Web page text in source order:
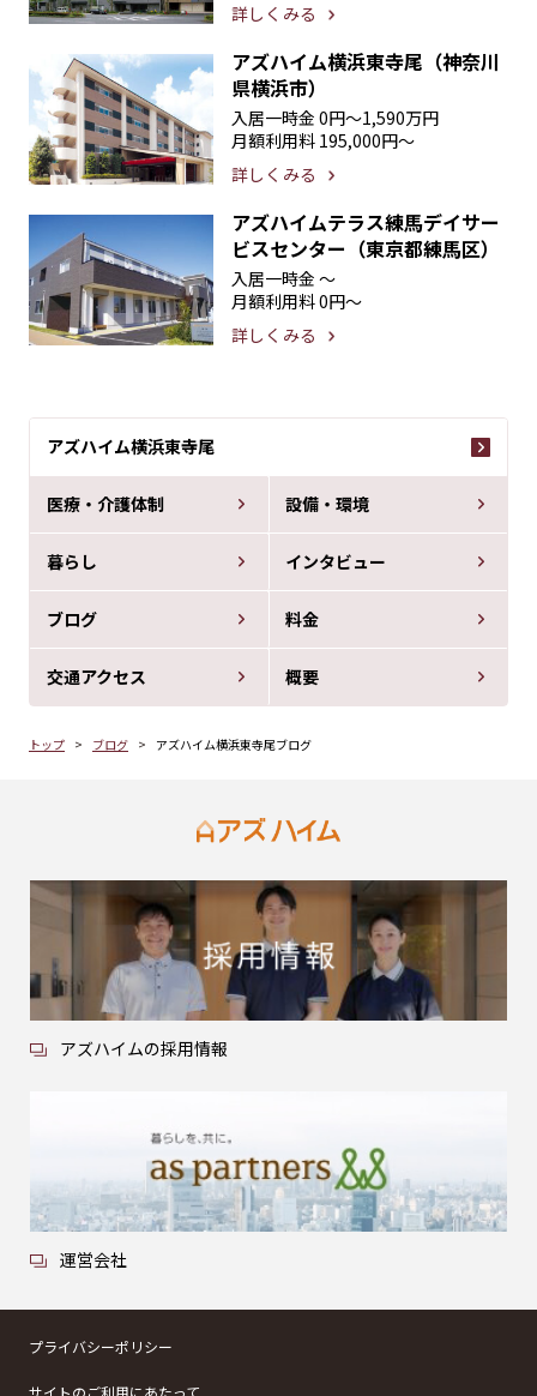
アズハイム横浜東寺尾
医療・介護体制 設備・環境
暮らし インタビュー
ブログ 料金
交通アクセス 概要
トップ ブログ アズハイム横浜東寺尾ブログ
詳しくみる
アズハイム横浜東寺尾（神奈川
県横浜市）
入居一時金 0円〜1,590万円
月額利用料 195,000円〜
詳しくみる
アズハイムテラス練馬デイサー
ビスセンター（東京都練馬区）
入居一時金 〜
月額利用料0円〜
詳しくみる
アズハイムの採用情報
運営会社
プライバシーポリシー
サイトのご利用にあたって